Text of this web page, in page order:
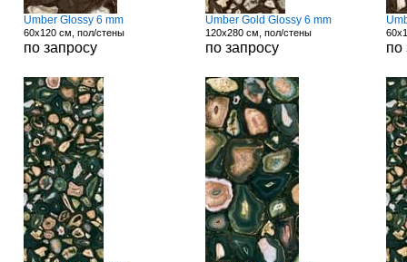
Umber Glossy 6 mm
60x120 см, пол/стены
по запросу
Umber Gold Glossy 6 mm
120x280 см, пол/стены
по запросу по